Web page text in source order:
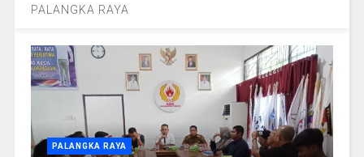
PALANGKA RAYA
PALANGKA RAYA